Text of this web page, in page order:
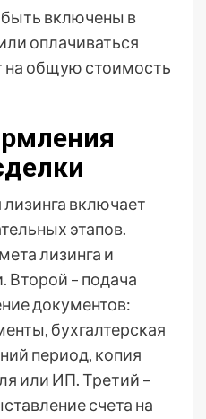
включены в
оплачиваться
на общую стоимость
включает
этапов.
лизинга и
Второй – подача
документов:
бухгалтерская
период, копия
или ИП. Третий –
счета на